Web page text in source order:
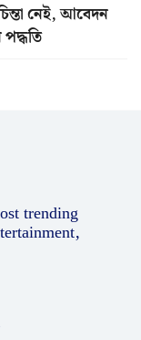
নেই, আবেদন
trending